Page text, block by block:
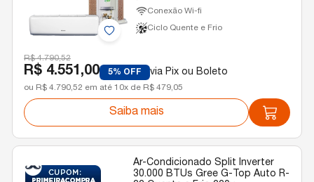
Conexão Wi-fi
Ciclo Quente e Frio
R$ 4.790,52
R$ 4.551,00 5% OFF via Pix ou Boleto
ou R$ 4.790,52 em até 10x de R$ 479,05
Saiba mais
Ar-Condicionado Split Inverter
30.000 BTUs Gree G-Top Auto R-